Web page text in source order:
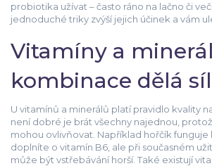
probiotika užívat – často ráno na lačno či
jednoduché triky zvýší jejich účinek a vám
Vitamíny a
kombinace dělá
U vitamínů a minerálů platí pravidlo kvality
není dobré je brát všechny najednou,
mohou ovlivňovat. Například hořčík funguje
doplníte o vitamín B6, ale při současném
může být vstřebávání horší. Také existují